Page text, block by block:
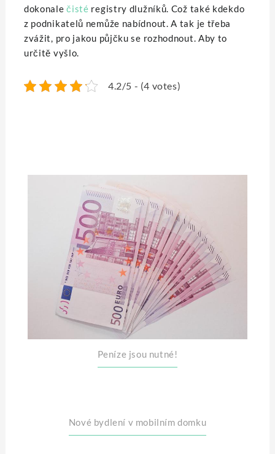
dokonale čisté registry dlužníků. Což také kdekdo
z podnikatelů nemůže nabídnout.A tak je třeba
zvážit, pro jakou půjčku se rozhodnout. Aby to
určitě vyšlo.
4.2/5 - (4 votes)
Peníze jsou nutné!
Nové bydlení v mobilním domku